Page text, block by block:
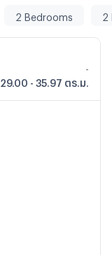
2 Bedrooms 2
29.00 - 35.97 ตร.ม.